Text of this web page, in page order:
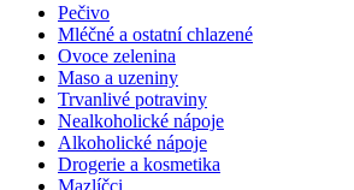
Pečivo
Mléčné a ostatní chlazené
Ovoce zelenina
Maso a uzeniny
Trvanlivé potraviny
Nealkoholické nápoje
Alkoholické nápoje
Drogerie a kosmetika
Mazlíčci